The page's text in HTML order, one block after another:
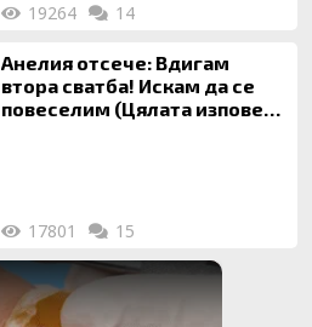
19264 14
Анелия отсече: Вдигам
втора сватба! Искам да се
повеселим (Цялата изповед
17801 15